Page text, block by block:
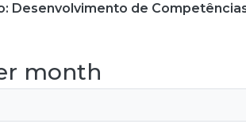
Desenvolvimento de
month